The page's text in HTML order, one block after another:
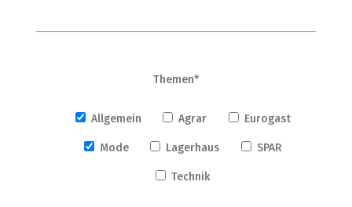
Themen*
Allgemein Agrar Eurogast
Mode Lagerhaus SPAR
Technik